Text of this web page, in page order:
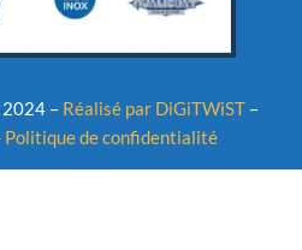
2024 – Réalisé par DiGiTWiST–
Politique de confidentialité